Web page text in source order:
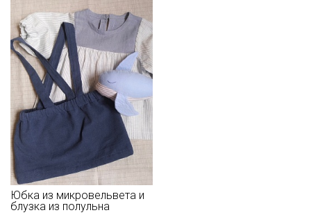
- запрещены отбеливатели
- сушить в подвешенном хорошо расправленном состоянии,
не пересушивать
- гладить с осторожностью только изнаночной стороны.
Цветопередача (тон) может отличаться от оригинального
цвета ткани в зависимости от настроек вашего монитора и в
зависимости от партии.
Юбка из микровельвета и
блузка из полульна